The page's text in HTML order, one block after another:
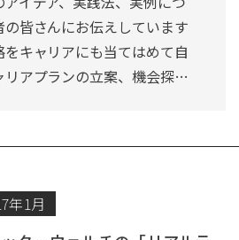
皆さんにお伝えしています
キャリアにも当てはめて自
リアプランの立案、機会探…
年1月